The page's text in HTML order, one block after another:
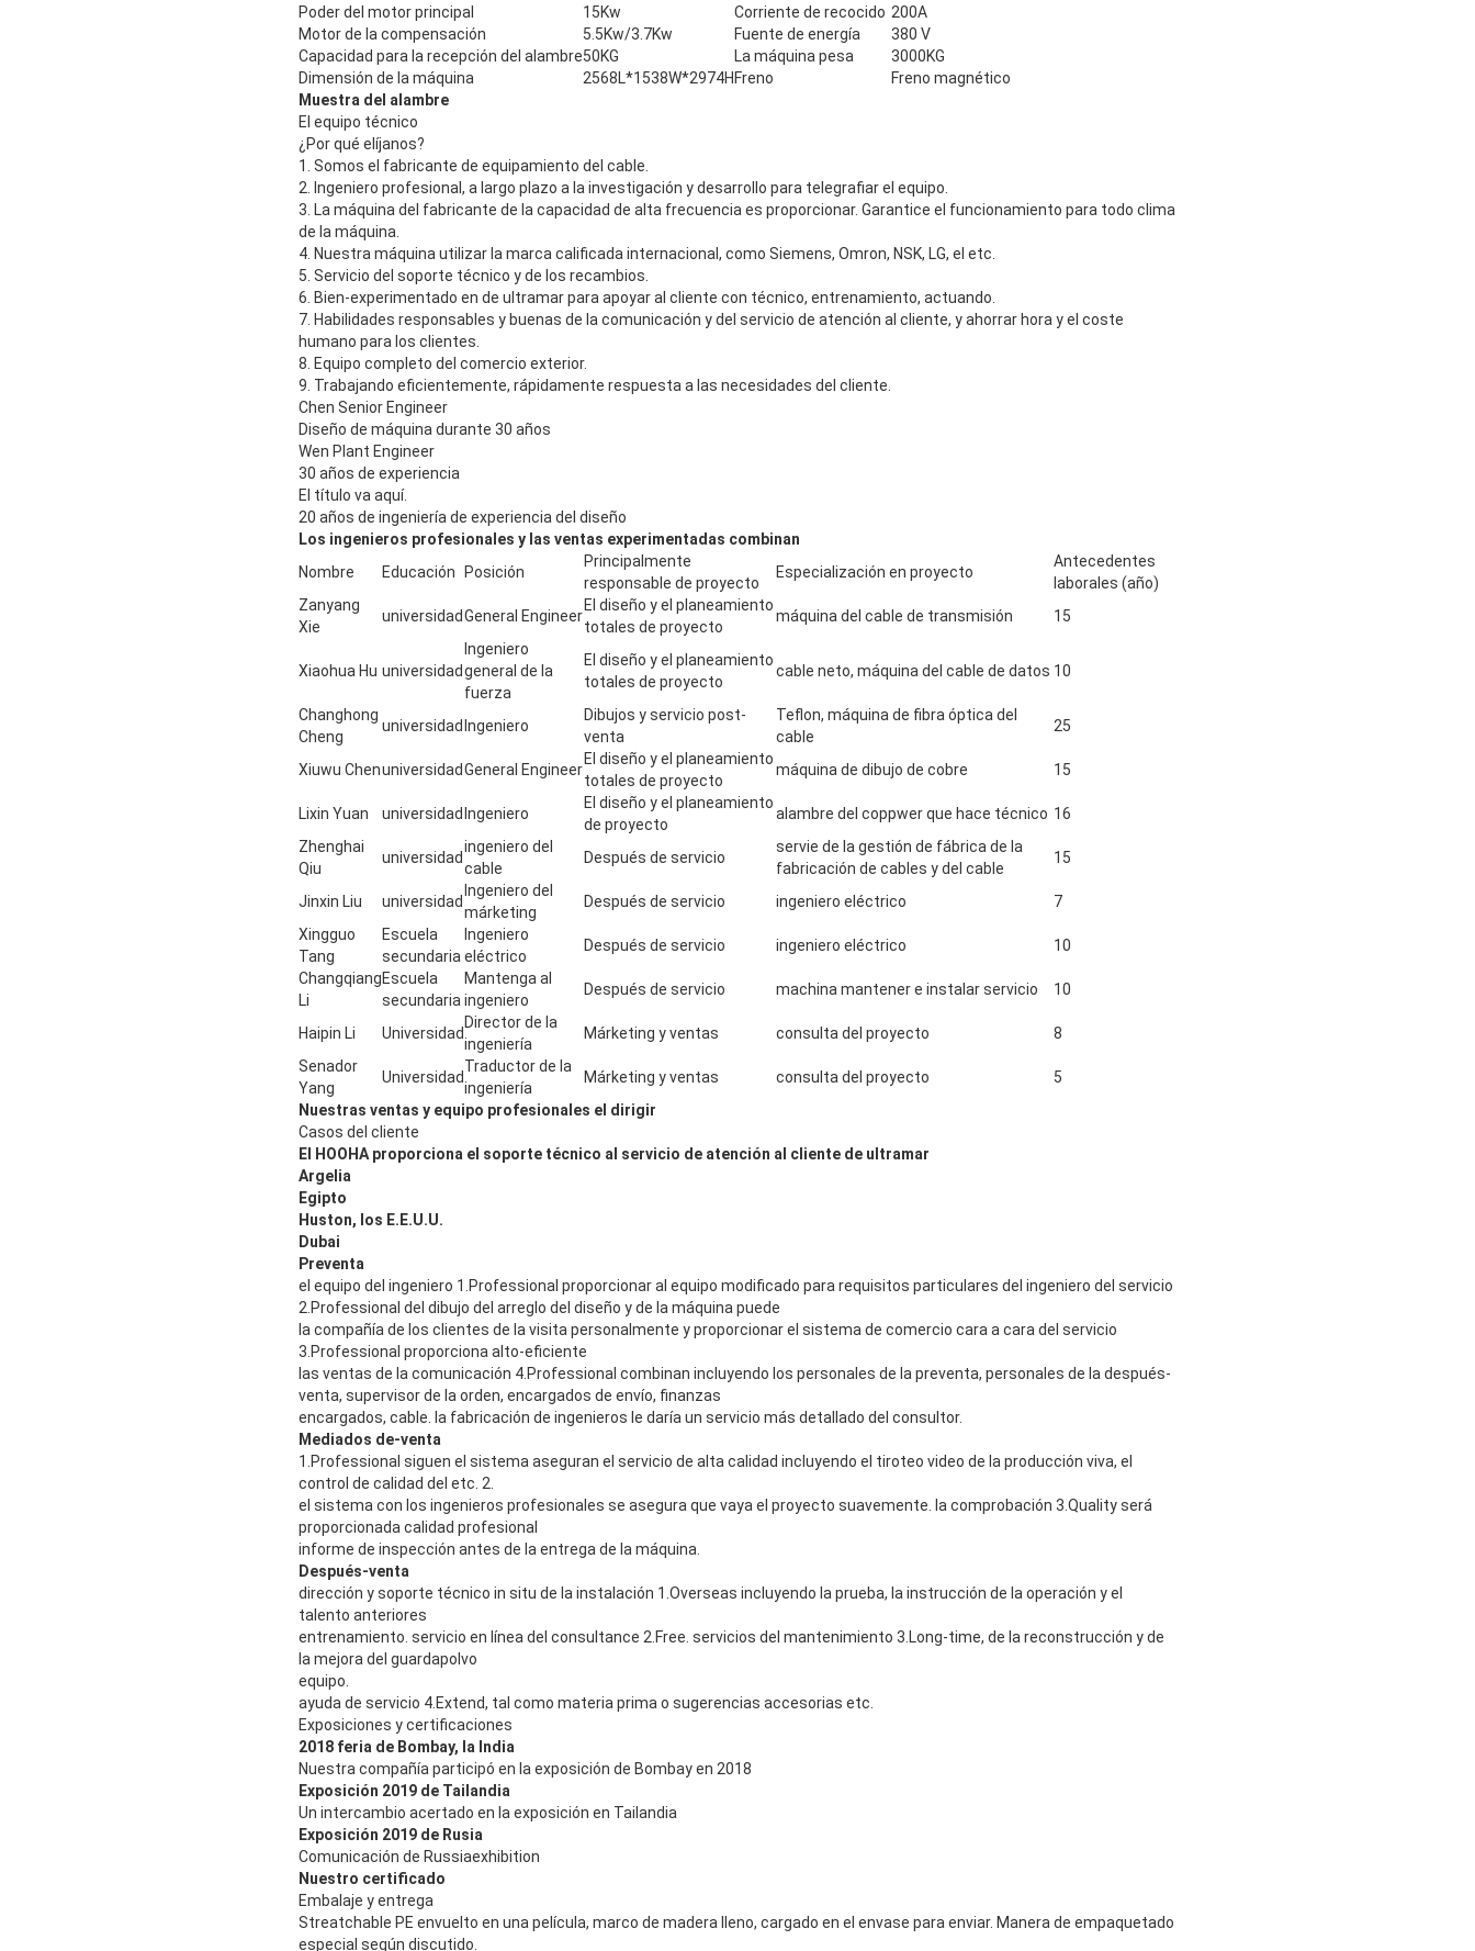
Poder del motor principal
15Kw Corriente de recocido 200A
Motor de la compensación
5.5Kw/3.7Kw Fuente de energía
380 V
Capacidad para la recepción del alambre50KG La máquina pesa
3000KG
Dimensión de la máquina
2568L*1538W*2974H Freno
Freno magnético
Muestra del alambre
El equipo técnico
¿Por qué elíjanos?
1. Somos el fabricante de equipamiento del cable.
2. Ingeniero profesional, a largo plazo a la investigación y desarrollo para telegrafiar el equipo.
3. La máquina del fabricante de la capacidad de alta frecuencia es proporcionar. Garantice el funcionamiento para todo clima
de la máquina.
4. Nuestra máquina utilizar la marca calificada internacional, como Siemens, Omron, NSK, LG, el etc.
5. Servicio del soporte técnico y de los recambios.
6. Bien-experimentado en de ultramar para apoyar al cliente con técnico, entrenamiento, actuando.
7. Habilidades responsables y buenas de la comunicación y del servicio de atención al cliente, y ahorrar hora y el coste
humano para los clientes.
8. Equipo completo del comercio exterior.
9. Trabajando eficientemente, rápidamente respuesta a las necesidades del cliente.
Chen Senior Engineer
Diseño de máquina durante 30 años
Wen Plant Engineer
30 años de experiencia
El título va aquí.
20 años de ingeniería de experiencia del diseño
Los ingenieros profesionales y las ventas experimentadas combinan
Nombre
Educación Posición
Principalmente
responsable de proyecto
Especialización en proyecto
Antecedentes
laborales (año)
Zanyang
Xie
universidadGeneral Engineer
El diseño y el planeamiento
totales de proyecto
máquina del cable de transmisión 15
Xiaohua Hu universidad
Ingeniero
general de la
fuerza
El diseño y el planeamiento
totales de proyecto
cable neto, máquina del cable de datos 10
Changhong
Cheng
universidad Ingeniero
Dibujos y servicio post-
venta
Teflon, máquina de fibra óptica del
cable
25
Xiuwu ChenuniversidadGeneral Engineer
El diseño y el planeamiento
totales de proyecto
máquina de dibujo de cobre 15
Lixin Yuan universidad Ingeniero
El diseño y el planeamiento
de proyecto
alambre del coppwer que hace técnico 16
Zhenghai
Qiu
universidad
ingeniero del
cable
Después de servicio
servie de la gestión de fábrica de la
fabricación de cables y del cable
15
Jinxin Liu universidad
Ingeniero del
márketing
Después de servicio ingeniero eléctrico
7
Xingguo
Tang
Escuela
secundaria
Ingeniero
eléctrico
Después de servicio ingeniero eléctrico
10
Changqiang
Li
Escuela
secundaria
Mantenga al
ingeniero
Después de servicio machina mantener e instalar servicio 10
Haipin Li Universidad
Director de la
ingeniería
Márketing y ventas consulta del proyecto
8
Senador
Yang
Universidad
Traductor de la
ingeniería
Márketing y ventas consulta del proyecto
5
Nuestras ventas y equipo profesionales el dirigir
Casos del cliente
El HOOHA proporciona el soporte técnico al servicio de atención al cliente de ultramar
Argelia
Egipto
Huston, los E.E.U.U.
Dubai
Preventa
el equipo del ingeniero 1.Professional proporcionar al equipo modificado para requisitos particulares del ingeniero del servicio
2.Professional del dibujo del arreglo del diseño y de la máquina puede
la compañía de los clientes de la visita personalmente y proporcionar el sistema de comercio cara a cara del servicio
3.Professional proporciona alto-eficiente
las ventas de la comunicación 4.Professional combinan incluyendo los personales de la preventa, personales de la después-
venta, supervisor de la orden, encargados de envío, finanzas
encargados, cable. la fabricación de ingenieros le daría un servicio más detallado del consultor.
Mediados de-venta
1.Professional siguen el sistema aseguran el servicio de alta calidad incluyendo el tiroteo video de la producción viva, el
control de calidad del etc. 2.
el sistema con los ingenieros profesionales se asegura que vaya el proyecto suavemente. la comprobación 3.Quality será
proporcionada calidad profesional
informe de inspección antes de la entrega de la máquina.
Después-venta
dirección y soporte técnico in situ de la instalación 1.Overseas incluyendo la prueba, la instrucción de la operación y el
talento anteriores
entrenamiento. servicio en línea del consultance 2.Free. servicios del mantenimiento 3.Long-time, de la reconstrucción y de
la mejora del guardapolvo
equipo.
ayuda de servicio 4.Extend, tal como materia prima o sugerencias accesorias etc.
Exposiciones y certificaciones
2018 feria de Bombay, la India
Nuestra compañía participó en la exposición de Bombay en 2018
Exposición 2019 de Tailandia
Un intercambio acertado en la exposición en Tailandia
Exposición 2019 de Rusia
Comunicación de Russiaexhibition
Nuestro certificado
Embalaje y entrega
Streatchable PE envuelto en una película, marco de madera lleno, cargado en el envase para enviar. Manera de empaquetado
especial según discutido.